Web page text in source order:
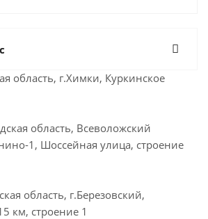
область, г.Химки, Куркинское
область, Всеволожский
1, Шоссейная улица, строение
область, г.Березовский,
км, строение 1